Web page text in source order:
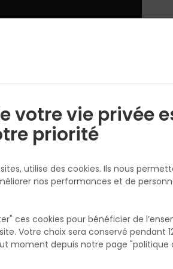
R 1.50
DE PSE URSA XPS N V L
1.25x0.6m R 1.50
8435062259936
extrudé URSA XPS N V L Ep 50
R=1,50 m².k/w
plus
votre vie privée
priorité
utilise des cookies. Ils nous
nos performances et de
ces cookies pour bénéficier de
Votre choix sera conservé pendant
moment depuis notre page "politique